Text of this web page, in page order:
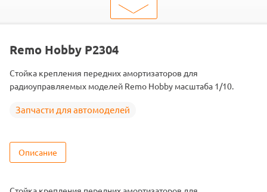
2345678223046
запчасти
Детали подвески
Подходит
RH10EX3TOP
Remo Hobby P2304
Стойка крепления передних амортизаторов для
радиоуправляемых моделей Remo Hobby масштаба 1/10.
Запчасти для автомоделей
Описание